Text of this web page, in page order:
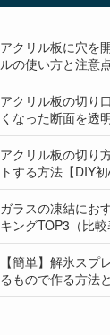
アクリル板に穴を
ルの使い方と注意
アクリル板の切り
くなった断面を透
アクリル板の切り
トする方法【DIY初
ガラスの凍結にお
キングTOP3（比較
【簡単】解氷スプ
るもので作る方法